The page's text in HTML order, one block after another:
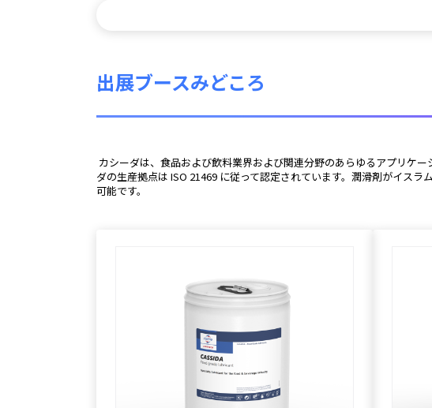
出展ブースみどころ
ダの生産拠点は ISO 21469 に従って認定されています。潤滑剤がイス
可能です。